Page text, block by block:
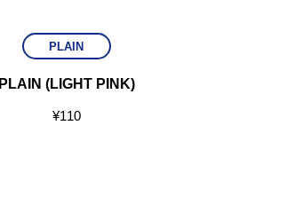
PLAIN
PLAIN (LIGHT PINK)
¥110